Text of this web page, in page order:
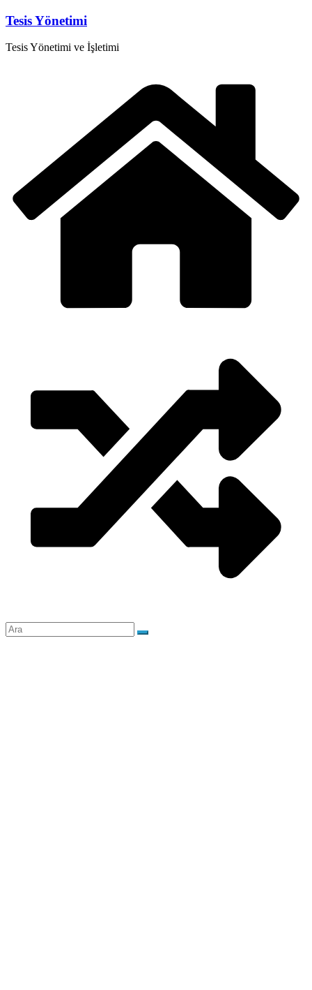
Skip
content
Tesis Yönetimi
Tesis Yönetimi ve İşletimi